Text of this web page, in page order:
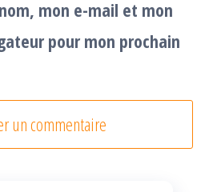
mon e-mail et mon
pour mon prochain